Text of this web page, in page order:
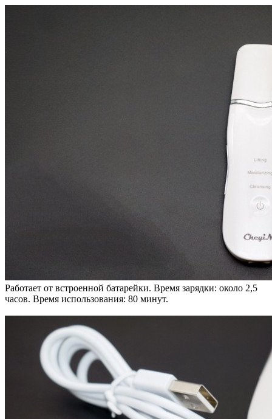
Работает от встроенной батарейки. Время зарядки: около 2,5
часов. Время использования: 80 минут.